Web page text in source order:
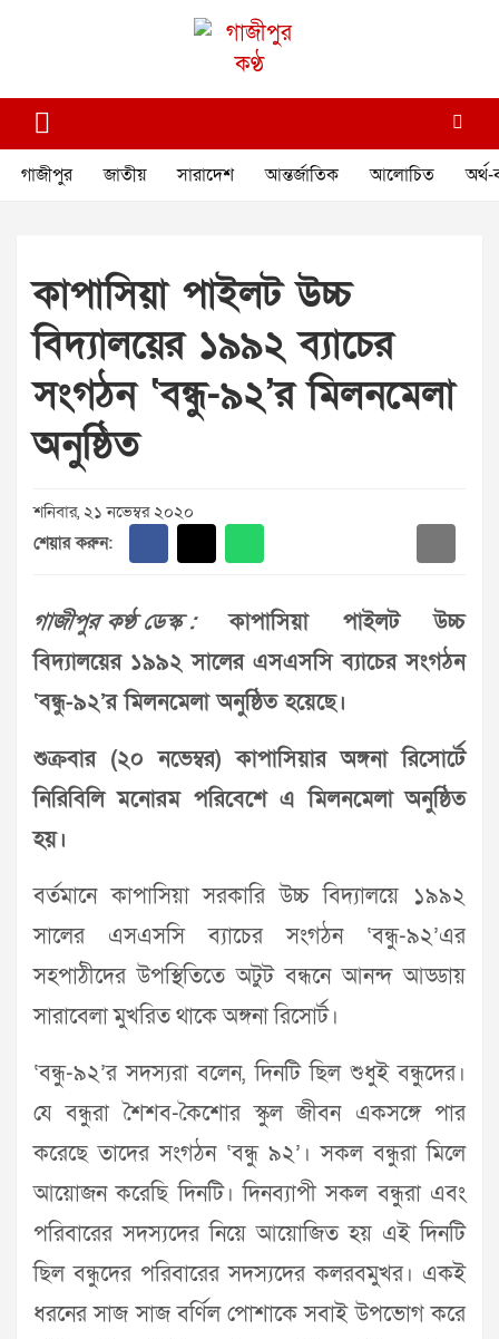
গাজীপুর কণ্ঠ
গাজীপুর জাতীয় সারাদেশ আন্তর্জাতিক আলোচিত অর্থ-
কাপাসিয়া পাইলট উচ্চ
বিদ্যালয়ের ১৯৯২ ব্যাচের
সংগঠন ‘বন্ধু-৯২’র মিলনমেলা
অনুষ্ঠিত
শনিবার, ২১ নভেম্বর ২০২০
শেয়ার করুন:
গাজীপুর কণ্ঠ ডেস্ক :কাপাসিয়া পাইলট উচ্চ
বিদ্যালয়ের ১৯৯২ সালের এসএসসি ব্যাচের সংগঠন
‘বন্ধু-৯২’র মিলনমেলা অনুষ্ঠিত হয়েছে।
শুক্রবার (২০ নভেম্বর) কাপাসিয়ার অঙ্গনা রিসোর্টে
নিরিবিলি মনোরম পরিবেশে এ মিলনমেলা অনুষ্ঠিত
হয়।
বর্তমানে কাপাসিয়া সরকারি উচ্চ বিদ্যালয়ে ১৯৯২
সালের এসএসসি ব্যাচের সংগঠন ‘বন্ধু-৯২’এর
সহপাঠীদের উপস্থিতিতে অটুট বন্ধনে আনন্দ আড্ডায়
সারাবেলা মুখরিত থাকে অঙ্গনা রিসোর্ট।
‘বন্ধু-৯২’র সদস্যরা বলেন, দিনটি ছিল শুধুই বন্ধুদের।
যে বন্ধুরা শৈশব-কৈশোর স্কুল জীবন একসঙ্গে পার
করেছে তাদের সংগঠন ‘বন্ধু ৯২’। সকল বন্ধুরা মিলে
আয়োজন করেছি দিনটি। দিনব্যাপী সকল বন্ধুরা এবং
পরিবারের সদস্যদের নিয়ে আয়োজিত হয় এই দিনটি
ছিল বন্ধুদের পরিবারের সদস্যদের কলরবমুখর। একই
ধরনের সাজ সাজ বর্ণিল পোশাকে সবাই উপভোগ করে